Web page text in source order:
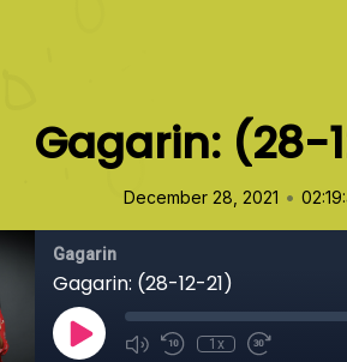
Gagarin: (28-
December 28, 2021 •
Gagarin
Gagarin: (28-12-21)
1x